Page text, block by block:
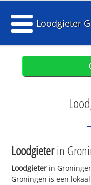
Loodgieter
Loodgieterin
Loodgieter in
Groningen is een